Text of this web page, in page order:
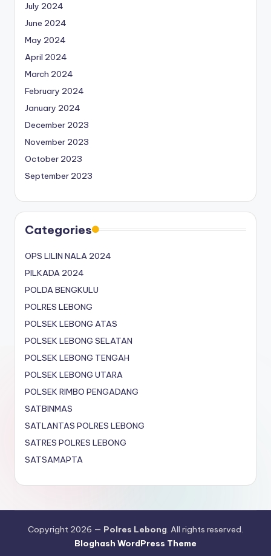
July 2024
June 2024
May 2024
April 2024
March 2024
February 2024
January 2024
December 2023
November 2023
October 2023
September 2023
Categories
OPS LILIN NALA 2024
PILKADA 2024
POLDA BENGKULU
POLRES LEBONG
POLSEK LEBONG ATAS
POLSEK LEBONG SELATAN
POLSEK LEBONG TENGAH
POLSEK LEBONG UTARA
POLSEK RIMBO PENGADANG
SATBINMAS
SATLANTAS POLRES LEBONG
SATRES POLRES LEBONG
SATSAMAPTA
Copyright 2026 — Polres Lebong. All rights reserved.
Bloghash WordPress Theme